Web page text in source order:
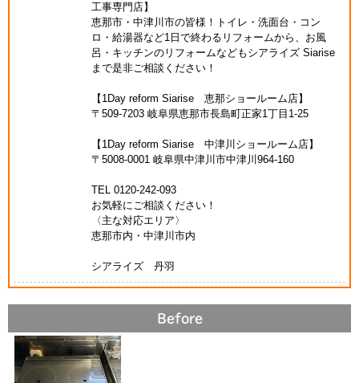
工事専門店】
恵那市・中津川市の皆様！トイレ・洗面台・コン
ロ・給湯器など1日で終わるリフォームから、お風
呂・キッチンのリフォームなどもシアライズ Siarise
まで是非ご相談ください！
【1Day reform Siarise 恵那ショールーム店】
〒509-7203 岐阜県恵那市長島町正家1丁目1-25
【1Day reform Siarise 中津川ショールーム店】
〒5008-0001 岐阜県中津川市中津川964-160
TEL 0120-242-093
お気軽にご相談ください！
〈主な対応エリア〉
恵那市内・中津川市内
シアライズ 丹羽
Before